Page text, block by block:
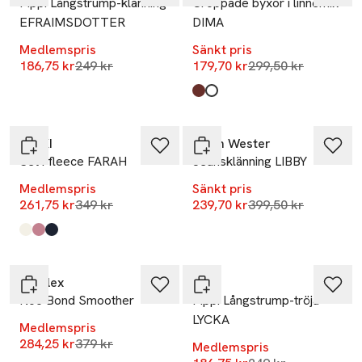
EFRAIMSDOTTER
Medlemspris
186,75 krLägsta pris 30 dagar
249 kr
DIMA
Sänkt pris
179,70 krLägsta pris 30
299,50 kr
Produkten finns i färgerna:
Rust,
Natural
RIKIKI
Set i fleece FARAH
Medlemspris
261,75 krLägsta pris 30 dagar
349 kr
Produkten finns i färgerna:
Berry,
Heart,
Bear,
Carin Wester
Jeansklänning LIBBY
Sänkt pris
239,70 krLägsta pris 30
399,50 kr
Olaplex
No6 Bond Smoother
Medlemspris
284,25 krLägsta pris 30 dagar
379 kr
PIPPI
Pippi Långstrump-tröja
LYCKA
Medlemspris